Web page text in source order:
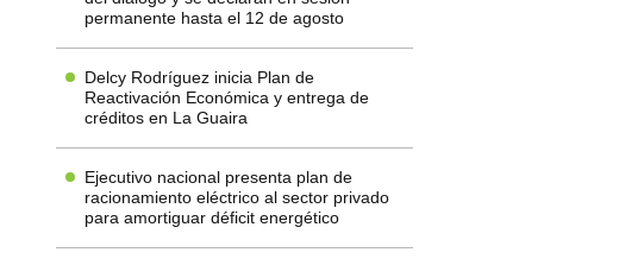
permanente hasta el 12 de agosto
Delcy Rodríguez inicia Plan de
Reactivación Económica y entrega de
créditos en La Guaira
Ejecutivo nacional presenta plan de
racionamiento eléctrico al sector privado
para amortiguar déficit energético